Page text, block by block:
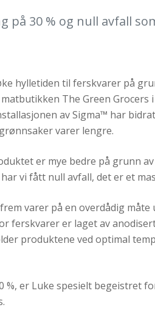
på 30 % og null avfall
hylletiden til ferskvarer på
The Green
av Sigma™ har
varer lengre.
er mye bedre på grunn
vi fått null avfall, det er et
varer på en overdådig
ferskvarer er laget av
produktene ved optimal
%, er Luke spesielt begeistret